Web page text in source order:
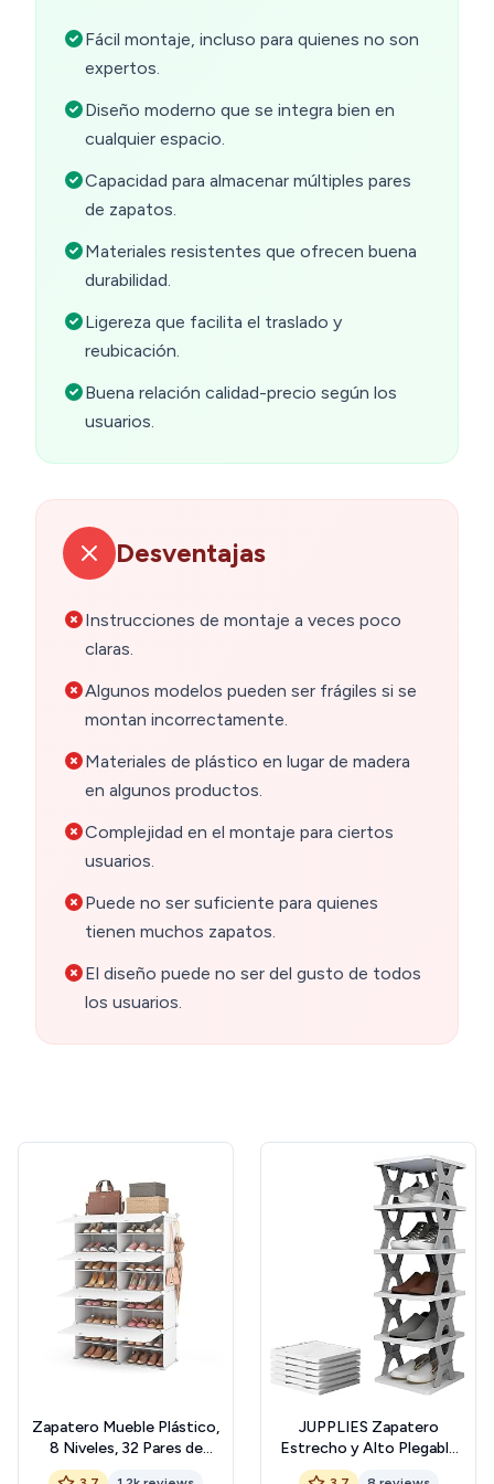
Fácil montaje, incluso para quienes no son
expertos.
Diseño moderno que se integra bien en
cualquier espacio.
Capacidad para almacenar múltiples pares
de zapatos.
Materiales resistentes que ofrecen buena
durabilidad.
Ligereza que facilita el traslado y
reubicación.
Buena relación calidad-precio según los
usuarios.
Desventajas
Instrucciones de montaje a veces poco
claras.
Algunos modelos pueden ser frágiles si se
montan incorrectamente.
Materiales de plástico en lugar de madera
en algunos productos.
Complejidad en el montaje para ciertos
usuarios.
Puede no ser suficiente para quienes
tienen muchos zapatos.
El diseño puede no ser del gusto de todos
los usuarios.
Zapatero Mueble Plástico,
8 Niveles, 32 Pares de
Zapateros, Organizador
JUPPLIES Zapatero
Estrecho y Alto Plegable
con Estanterías Ajustables